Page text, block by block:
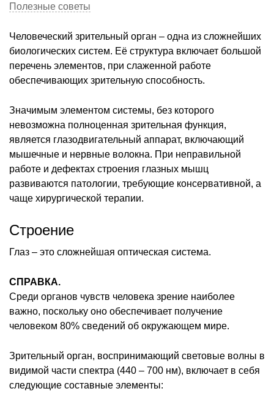
Полезные советы
Человеческий зрительный орган – одна из сложнейших
биологических систем. Её структура включает большой
перечень элементов, при слаженной работе
обеспечивающих зрительную способность.
Значимым элементом системы, без которого
невозможна полноценная зрительная функция,
является глазодвигательный аппарат, включающий
мышечные и нервные волокна. При неправильной
работе и дефектах строения глазных мышц
развиваются патологии, требующие консервативной, а
чаще хирургической терапии.
Строение
Глаз – это сложнейшая оптическая система.
СПРАВКА.
Среди органов чувств человека зрение наиболее
важно, поскольку оно обеспечивает получение
человеком 80% сведений об окружающем мире.
Зрительный орган, воспринимающий световые волны в
видимой части спектра (440 – 700 нм), включает в себя
следующие составные элементы: